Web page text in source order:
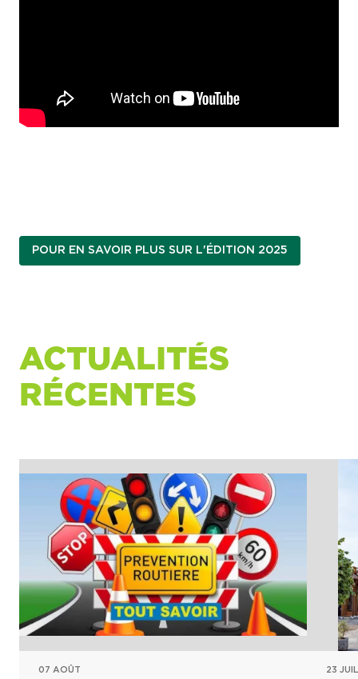
POUR EN SAVOIR PLUS SUR L'ÉDITION 2025
ACTUALITÉS
RÉCENTES
07 AOÛT 23